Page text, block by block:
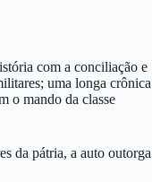
com a conciliação e
uma longa crônica
o mando da classe
da pátria, a auto outorga